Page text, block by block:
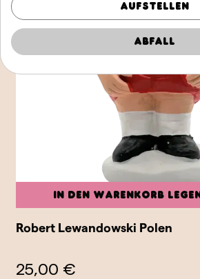
In den Warenkorb legen
Robert Lewandowski Polen
25,00 €
Aufstellen
Abfall